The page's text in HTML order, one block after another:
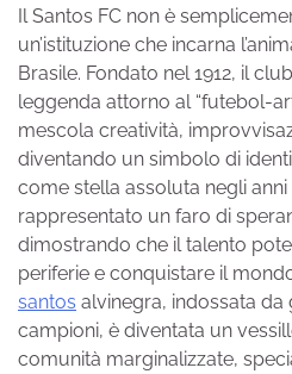
Il Santos FC non è
un’istituzione che incarna
Brasile. Fondato nel 1912, il
leggenda attorno al “futebol-
mescola creatività,
diventando un simbolo di
come stella assoluta negli anni
rappresentato un faro di
dimostrando che il talento
periferie e conquistare il
santos alvinegra, indossata da
campioni, è diventata un
comunità marginalizzate,